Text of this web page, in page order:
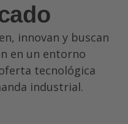
innovan y buscan
en un entorno
tecnológica
industrial.